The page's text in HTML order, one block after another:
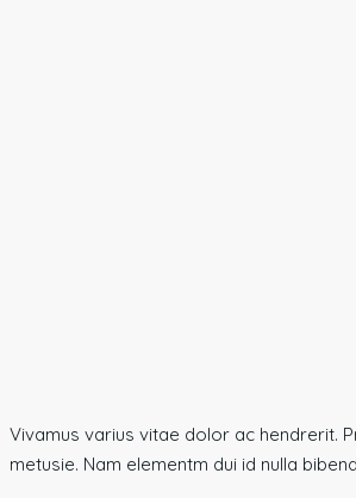
Vivamus varius vitae dolor ac hendrerit.
metusie. Nam elementm dui id nulla